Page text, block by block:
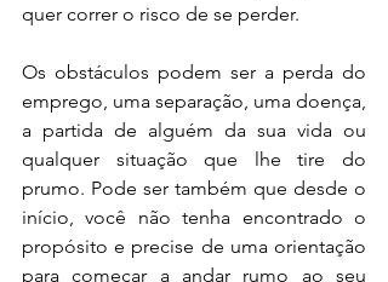
quer correr o risco de se perder.
Os obstáculos podem ser a perda do
emprego, uma separação, uma doença,
a partida de alguém da sua vida ou
qualquer situação que lhe tire do
prumo. Pode ser também que desde o
início, você não tenha encontrado o
propósito e precise de uma orientação
para começar a andar rumo ao seu